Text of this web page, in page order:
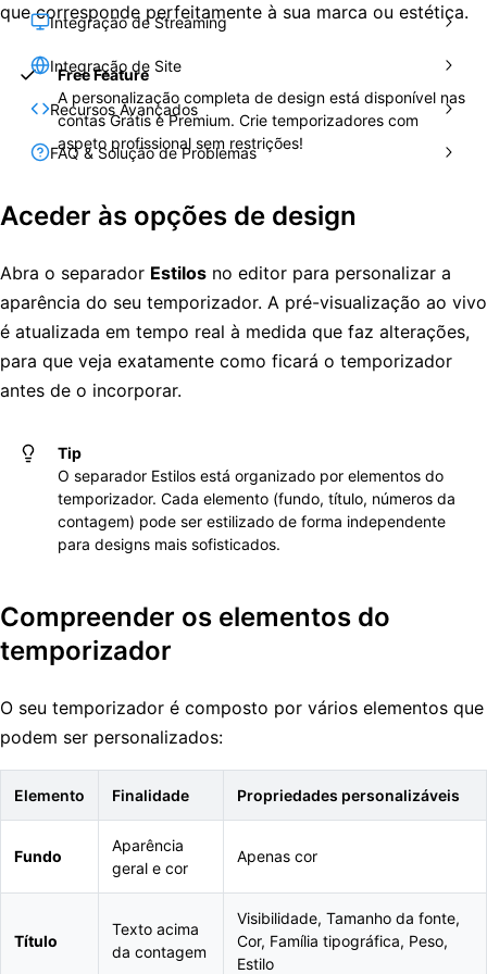
Integração de Streaming
Integração de Site
Recursos Avançados
FAQ & Solução de Problemas
que corresponde perfeitamente à sua marca ou estética.
Free Feature
A personalização completa de design está disponível nas
contas Grátis e Premium. Crie temporizadores com
aspeto profissional sem restrições!
Aceder às opções de design
Abra o separador Estilos no editor para personalizar a
aparência do seu temporizador. A pré-visualização ao vivo
é atualizada em tempo real à medida que faz alterações,
para que veja exatamente como ficará o temporizador
antes de o incorporar.
Tip
O separador Estilos está organizado por elementos do
temporizador. Cada elemento (fundo, título, números da
contagem) pode ser estilizado de forma independente
para designs mais sofisticados.
Compreender os elementos do
temporizador
O seu temporizador é composto por vários elementos que
podem ser personalizados:
Elemento Finalidade Propriedades personalizáveis
Fundo
Aparência
geral e cor
Apenas cor
Título
Texto acima
da contagem
Visibilidade, Tamanho da fonte,
Cor, Família tipográfica, Peso,
Estilo